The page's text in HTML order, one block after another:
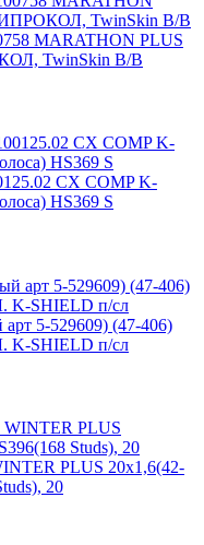
MARATHON PLUS
TwinSkin B/B
CX COMP K-
HS369 S
5-529609) (47-406)
SHIELD п/сл
PLUS 20х1,6(42-
20